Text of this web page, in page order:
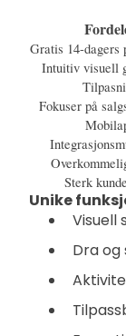
Gratis 14-dagers
Intuitiv visuell
Fokuser på
Sterk
Unike
Visuell
Dra